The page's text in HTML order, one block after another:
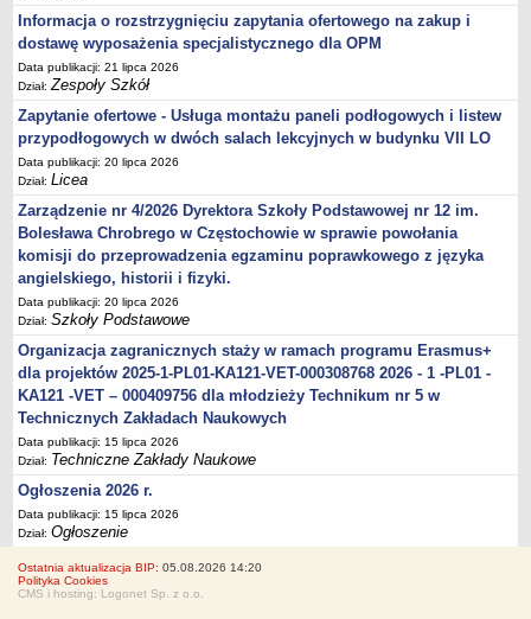
Informacja o rozstrzygnięciu zapytania ofertowego na zakup i
dostawę wyposażenia specjalistycznego dla OPM
Data publikacji: 21 lipca 2026
Dział:Zespoły Szkół
Zapytanie ofertowe - Usługa montażu paneli podłogowych i listew
przypodłogowych w dwóch salach lekcyjnych w budynku VII LO
Data publikacji: 20 lipca 2026
Dział:Licea
Zarządzenie nr 4/2026 Dyrektora Szkoły Podstawowej nr 12 im.
Bolesława Chrobrego w Częstochowie w sprawie powołania
komisji do przeprowadzenia egzaminu poprawkowego z języka
angielskiego, historii i fizyki.
Data publikacji: 20 lipca 2026
Dział:Szkoły Podstawowe
Organizacja zagranicznych staży w ramach programu Erasmus+
dla projektów 2025-1-PL01-KA121-VET-000308768 2026 - 1 -PL01 -
KA121 -VET – 000409756 dla młodzieży Technikum nr 5 w
Technicznych Zakładach Naukowych
Data publikacji: 15 lipca 2026
Dział: Techniczne Zakłady Naukowe
Ogłoszenia 2026 r.
Data publikacji: 15 lipca 2026
Dział:Ogłoszenie
Ostatnia aktualizacja BIP: 05.08.2026 14:20
Polityka Cookies
CMS i hosting: Logonet Sp. z o.o.